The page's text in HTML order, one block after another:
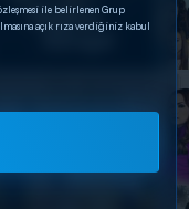
ile belirlenen Grup
açık rıza verdiğiniz kabul